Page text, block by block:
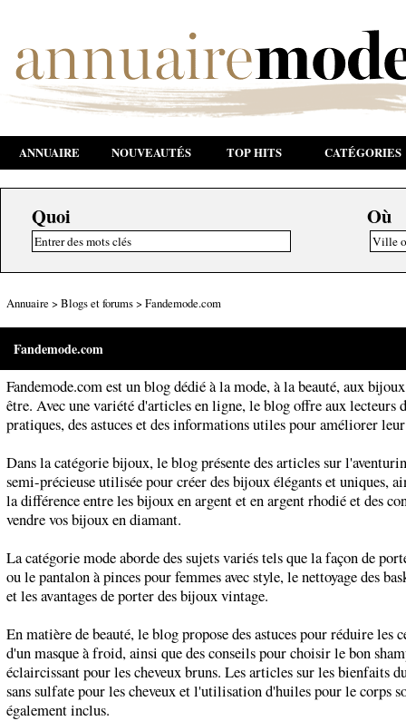
ANNUAIRE NOUVEAUTÉS TOP HITS CATÉGORIES
Quoi Où
Annuaire > Blogs et forums> Fandemode.com
Fandemode.com
Fandemode.com est un blog dédié à la mode, à la beauté, aux
être. Avec une variété d'articles en ligne, le blog offre aux lecteurs
pratiques, des astuces et des informations utiles pour améliorer
Dans la catégorie bijoux, le blog présente des articles sur
semi-précieuse utilisée pour créer des bijoux élégants et uniques,
la différence entre les bijoux en argent et en argent rhodié et des
vendre vos bijoux en diamant.
La catégorie mode aborde des sujets variés tels que la façon de
ou le pantalon à pinces pour femmes avec style, le nettoyage des
et les avantages de porter des bijoux vintage.
En matière de beauté, le blog propose des astuces pour réduire les
d'un masque à froid, ainsi que des conseils pour choisir le bon
éclaircissant pour les cheveux bruns. Les articles sur les bienfaits
sans sulfate pour les cheveux et l'utilisation d'huiles pour le corps
également inclus.